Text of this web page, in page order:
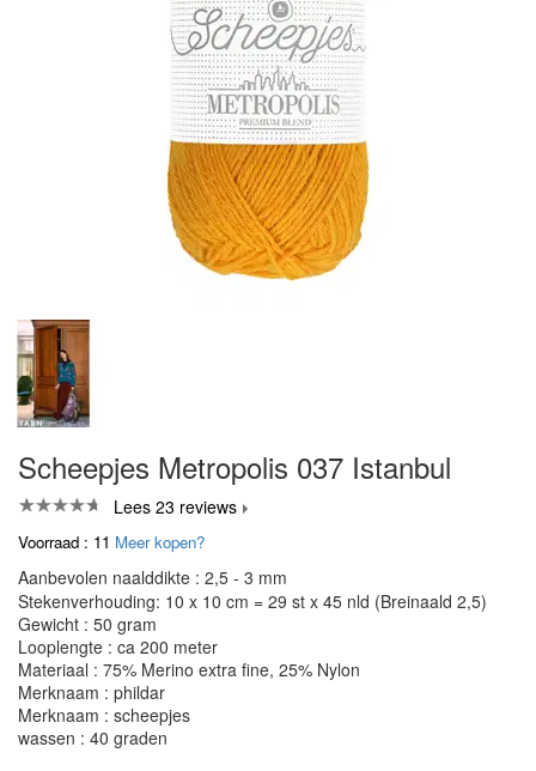
Scheepjes Metropolis 037 Istanbul
Lees 23 reviews
Voorraad : 11 Meer kopen?
Aanbevolen naalddikte : 2,5 - 3 mm
Stekenverhouding: 10 x 10 cm = 29 st x 45 nld (Breinaald 2,5)
Gewicht : 50 gram
Looplengte : ca 200 meter
Materiaal : 75% Merino extra fine, 25% Nylon
Merknaam : phildar
Merknaam : scheepjes
wassen : 40 graden